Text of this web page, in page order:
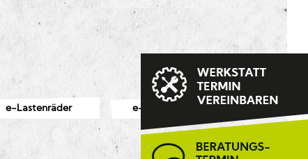
e-Lastenräder e-Mountainbikes